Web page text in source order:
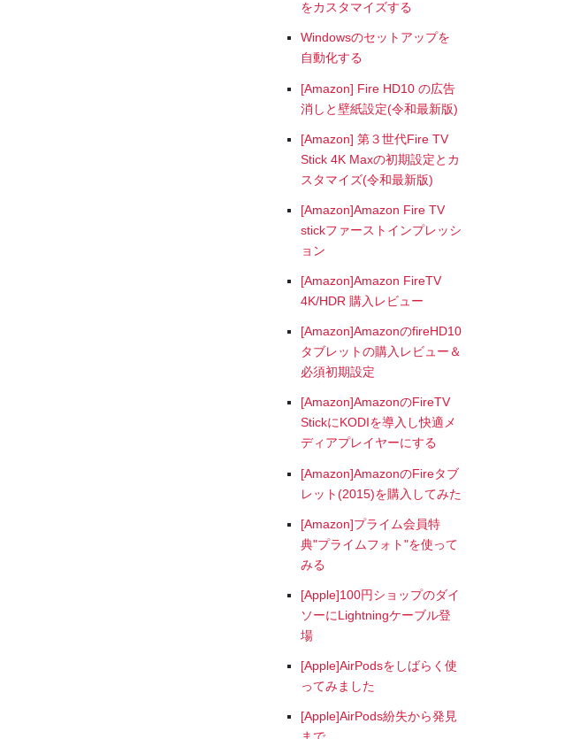
をカスタマイズする
Windowsのセットアップを
自動化する
[Amazon] Fire HD10 の広告
消しと壁紙設定(令和最新版)
[Amazon] 第３世代Fire TV
Stick 4K Maxの初期設定とカ
スタマイズ(令和最新版)
[Amazon]Amazon Fire TV
stickファーストインプレッシ
ョン
[Amazon]Amazon FireTV
4K/HDR 購入レビュー
[Amazon]AmazonのfireHD10
タブレットの購入レビュー＆
必須初期設定
[Amazon]AmazonのFireTV
StickにKODIを導入し快適メ
ディアプレイヤーにする
[Amazon]AmazonのFireタブ
レット(2015)を購入してみた
[Amazon]プライム会員特
典"プライムフォト"を使って
みる
[Apple]100円ショップのダイ
ソーにLightningケーブル登
場
[Apple]AirPodsをしばらく使
ってみました
[Apple]AirPods紛失から発見